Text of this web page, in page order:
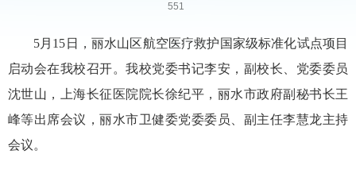
551
5月15日，丽水山区航空医疗救护国家级标准化试点项目
启动会在我校召开。我校党委书记李安，副校长、党委委员
沈世山，上海长征医院院长徐纪平，丽水市政府副秘书长王
峰等出席会议，丽水市卫健委党委委员、副主任李慧龙主持
会议。